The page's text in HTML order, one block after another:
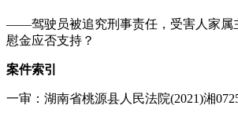
——驾驶员被追究刑事责任，受害人家属
慰金应否支持？
案件索引
一审：湖南省桃源县人民法院(2021)湘